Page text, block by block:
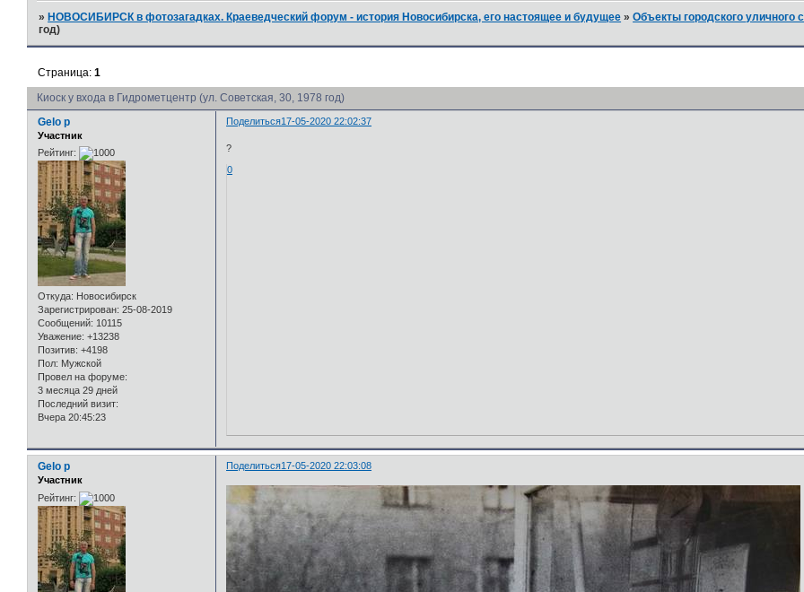
»НОВОСИБИРСК в фотозагадках. Краеведческий форум - история Новосибирска, его настоящее и будущее »Объекты городского уличного
год)
Киоск у входа в Гидрометцентр (ул. Советская, 30, 1978 год)
Страница:1
Поделиться17-05-2020 22:02:37
Gelo p
Участник
Рейтинг:
Откуда: Новосибирск
Зарегистрирован: 25-08-2019
Сообщений: 10115
Уважение: +13238
Позитив: +4198
Пол: Мужской
Провел на форуме:
3 месяца 29 дней
Последний визит:
Вчера 20:45:23
?
0
Поделиться17-05-2020 22:03:08
Gelo p
Участник
Рейтинг: